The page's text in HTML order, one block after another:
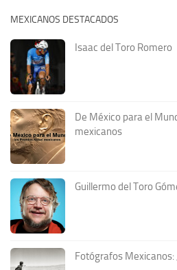
MEXICANOS DESTACADOS
Isaac del Toro Romero
De México para el
mexicanos
Guillermo del Toro
Fotógrafos Mexicanos: